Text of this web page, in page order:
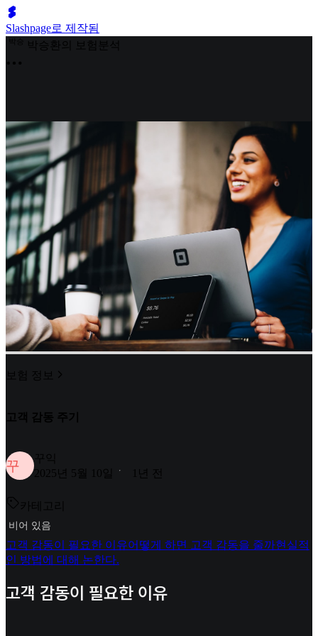
Slashpage로 제작됨
박승환의 보험분석
보험 정보
고객 감동 주기
꾸
꾸익
2025년 5월 10일
1년 전
카테고리
비어 있음
고객 감동이 필요한 이유어떻게 하면 고객 감동을 줄까현실적
인 방법에 대해 논한다.
고객 감동이 필요한 이유